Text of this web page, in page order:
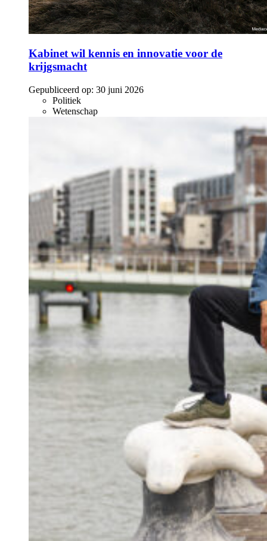
Kabinet wil kennis en innovatie voor de
krijgsmacht
Gepubliceerd op: 30 juni 2026
Politiek
Wetenschap